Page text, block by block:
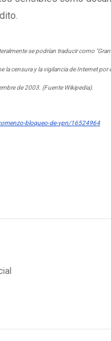
se podrían traducir como
censura y la vigilancia de Internet por
de 2003. (Fuente Wikipedia).
bloqueo-de-vpn/16524964